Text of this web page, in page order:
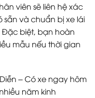
viên sẽ liên hệ xác
sẵn và chuẩn bị xe lái
biệt, bạn hoàn
mẫu nếu thời gian
– Có xe ngay hôm
năm kinh